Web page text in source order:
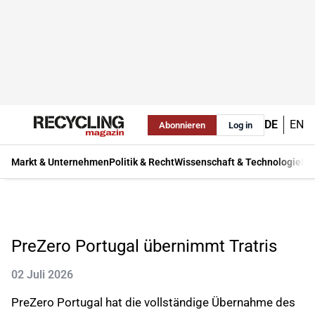
Abonnieren Log in DE EN
Markt & UnternehmenPolitik & RechtWissenschaft & Technologie
PreZero Portugal übernimmt Tratris
02 Juli 2026
PreZero Portugal hat die vollständige Übernahme des